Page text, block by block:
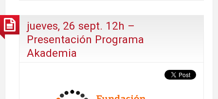
jueves, 26 sept. 12h –
Presentación Programa
Akademia